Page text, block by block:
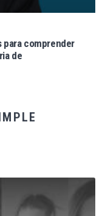
para comprender
de